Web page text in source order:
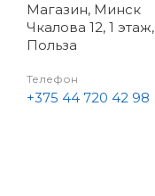
Магазин, Минск
Чкалова 12, 1 этаж,
Польза
Телефон
+375 44 720 42 98